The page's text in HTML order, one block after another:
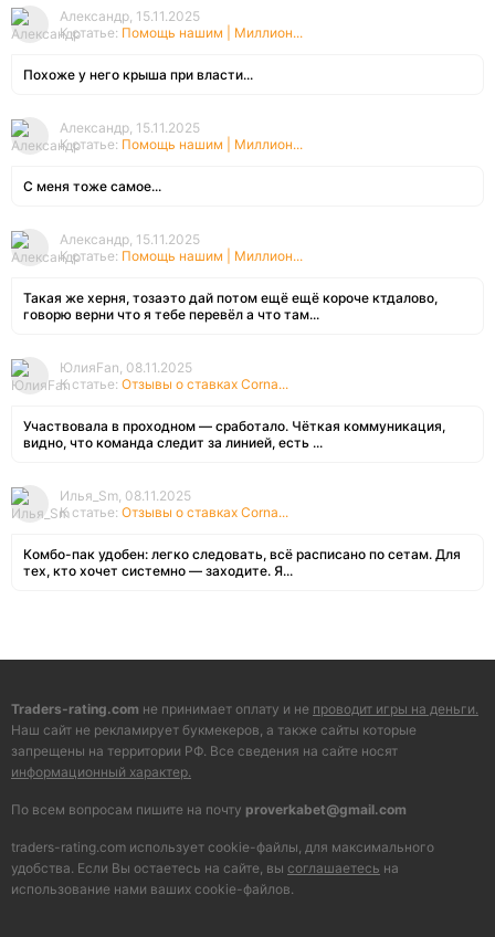
Александр, 15.11.2025
К статье: Помощь нашим | Миллион...
Похоже у него крыша при власти...
Александр, 15.11.2025
К статье: Помощь нашим | Миллион...
С меня тоже самое...
Александр, 15.11.2025
К статье: Помощь нашим | Миллион...
Такая же херня, тозаэто дай потом ещё ещё короче ктдалово,
говорю верни что я тебе перевёл а что там...
ЮлияFan, 08.11.2025
К статье: Отзывы о ставках Corna...
Участвовала в проходном — сработало. Чёткая коммуникация,
видно, что команда следит за линией, есть ...
Илья_Sm, 08.11.2025
К статье: Отзывы о ставках Corna...
Комбо-пак удобен: легко следовать, всё расписано по сетам. Для
тех, кто хочет системно — заходите. Я...
Traders-rating.com не принимает оплату и не проводит игры на деньги.
Наш сайт не рекламирует букмекеров, а также сайты которые
запрещены на территории РФ. Все сведения на сайте носят
информационный характер.
По всем вопросам пишите на почту proverkabet@gmail.com
traders-rating.com использует cookie-файлы, для максимального
удобства. Если Вы остаетесь на сайте, вы соглашаетесь на
использование нами ваших cookie-файлов.